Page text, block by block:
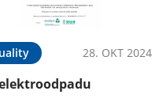
28. OKT 2024